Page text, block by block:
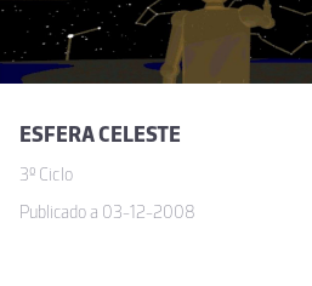
ESFERA CELESTE
3º Ciclo
Publicado a 03-12-2008